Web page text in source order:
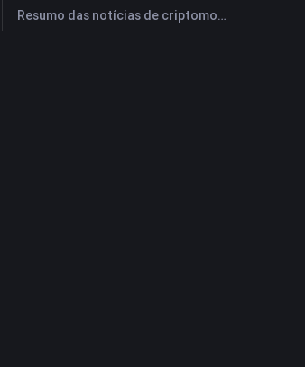
Resumo das notícias de criptomoedas da FameEX hoje | 27 de julho de 2026